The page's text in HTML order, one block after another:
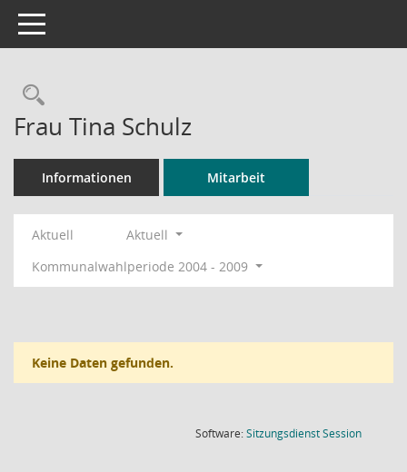
Toggle navigation
Rechercheauswahl
Frau Tina Schulz
Informationen Mitarbeit
Aktuell
Aktuell
Kommunalwahlperiode 2004 - 2009
Keine Daten gefunden.
Software:SitzungsdienstSession(Wird in